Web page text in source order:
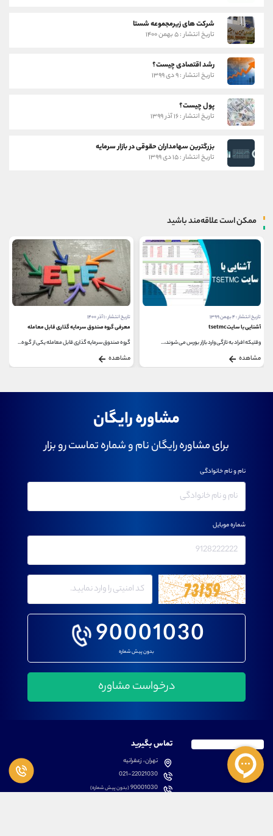
شرکت های زیرمجموعه شستا
تاریخ انتشار : ۵ بهمن ۱۴۰۰
رشد اقتصادی چیست؟
تاریخ انتشار : ۹ دی ۱۳۹۹
پول چیست؟
تاریخ انتشار : ۱۶ آذر ۱۳۹۹
بزرگترین سهامداران حقوقی در بازار سرمایه
تاریخ انتشار : ۱۵ دی ۱۳۹۹
ممکن است علاقه‌مند باشید
تاریخ انتشار : ۴ بهمن ۱۳۹۹
آشنایی با سایت tsetmc
وقتیکه افراد به تازگی وارد بازار بورس می شوند،...
مشاهده
تاریخ انتشار : ۱ آذر ۱۴۰۰
معرفی گروه صندوق سرمایه گذاری قابل معامله
گروه صندوق سرمایه گذاری قابل معامله یکی از گروه...
مشاهده
مشاوره رایگان
برای مشاوره رایگان نام و شماره تماست رو بزار
90001030
بدون پیش شماره
نام و نام خانوادگی
شماره موبایل
تماس بگیرید
تهران، زعفرانیه
021-22021030
90001030(بدون پیش شماره)